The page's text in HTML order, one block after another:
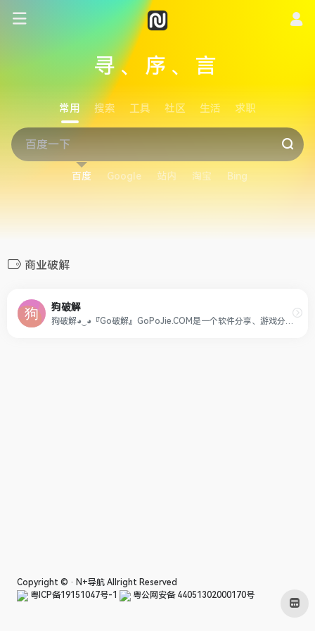
寻、序、言
常用 搜索 工具 社区 生活 求职
百度 Google 站内 淘宝 Bing
商业破解
狗破解
Copyright © · N+导航 Allright Reserved
粤ICP备19151047号-1
粤公网安备 44051302000170号